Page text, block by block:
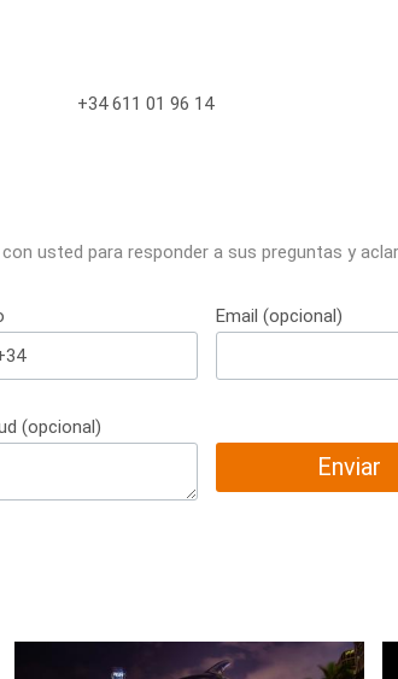
+34 611 01 96 14
usted para responder a sus preguntas y
Email (opcional)
(opcional)
Enviar